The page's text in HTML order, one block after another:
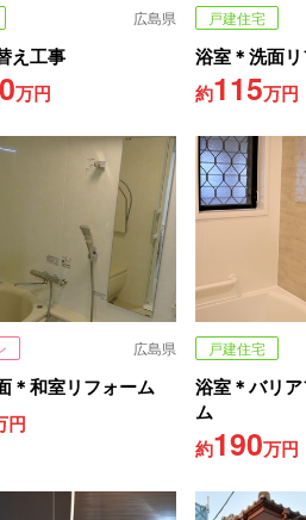
広島県
え工事
万円
戸建住宅
浴室＊洗面
約115万円
広島県
＊和室リフォーム
円
戸建住宅
浴室＊バリ
ム
約190万円